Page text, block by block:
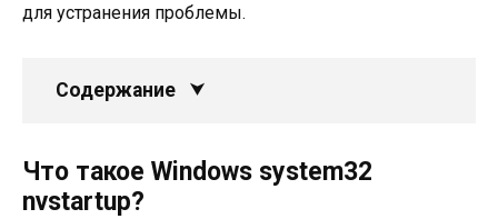
для устранения проблемы.
Содержание
Что такое Windows system32
nvstartup?